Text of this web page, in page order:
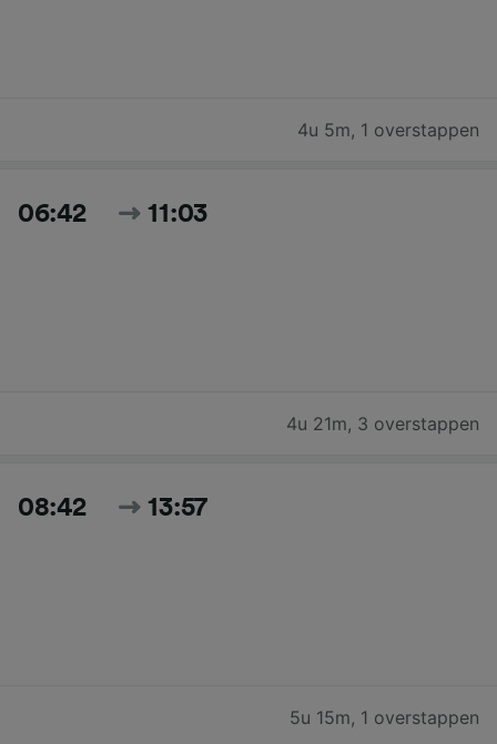
4u 5m, 1 overstappen
06:42 11:03
4u 21m, 3 overstappen
08:42 13:57
5u 15m, 1 overstappen